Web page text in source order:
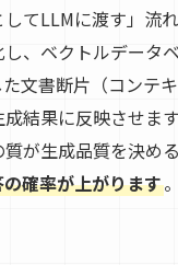
てLLMに渡す」流
、ベクトルデータ
文書断片（コンテ
結果に反映させま
が生成品質を決める
確率が上がります。